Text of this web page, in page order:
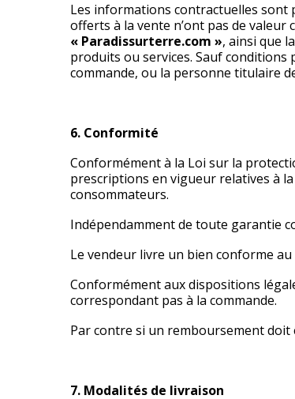
Les informations contractuelles sont
offerts à la vente n’ont pas de valeur
« Paradissurterre.com », ainsi que
produits ou services. Sauf
commande, ou la personne titulaire
6. Conformité
Conformément à la Loi sur la
prescriptions en vigueur relatives à
consommateurs.
Indépendamment de toute garantie
Le vendeur livre un bien conforme
Conformément aux dispositions
correspondant pas à la commande.
Par contre si un remboursement doit
7. Modalités de livraison